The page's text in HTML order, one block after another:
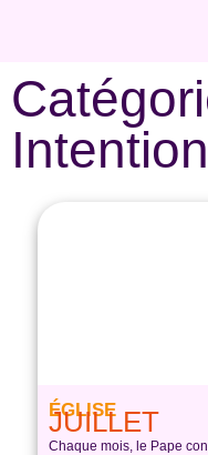
ÉGLISE
JUILLET
Chaque mois, le Pape